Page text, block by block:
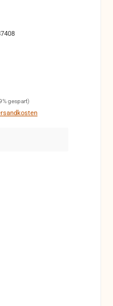
gespart)